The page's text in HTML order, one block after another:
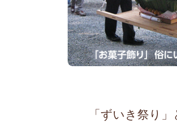
「ずいき祭り